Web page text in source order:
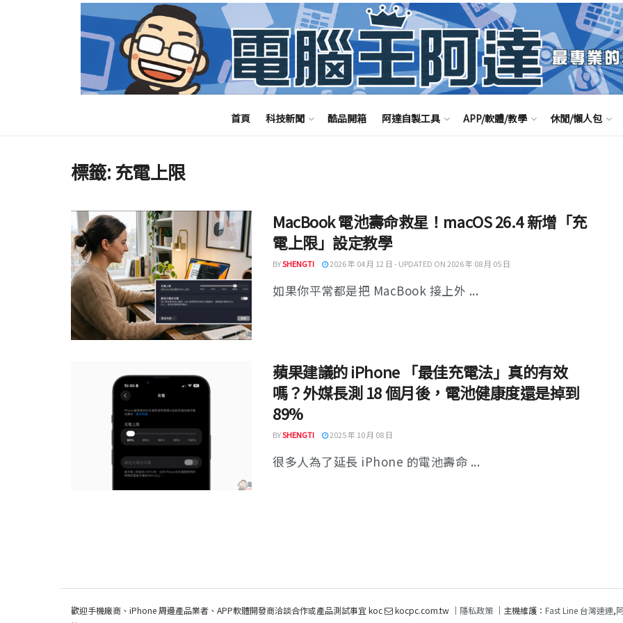
首頁 科技新聞 酷品開箱 阿達自製工具 APP/軟體/教學 休閒/懶人包
標籤: 充電上限
MacBook 電池壽命救星！macOS 26.4 新增「充
電上限」設定教學
BYSHENGTI 2026 年 04 月 12 日 - UPDATED ON 2026 年 08 月 05 日
如果你平常都是把 MacBook 接上外 ...
蘋果建議的 iPhone 「最佳充電法」真的有效
嗎？外媒長測 18 個月後，電池健康度還是掉到
89%
BYSHENGTI 2025 年 10 月 08 日
很多人為了延長 iPhone 的電池壽命 ...
歡迎手機廠商、iPhone 周邊產品業者、APP軟體開發商洽談合作或產品測試事宜 koc kocpc.com.tw ｜ 隱私政策 ｜主機維護： Fast Line 台灣速連,